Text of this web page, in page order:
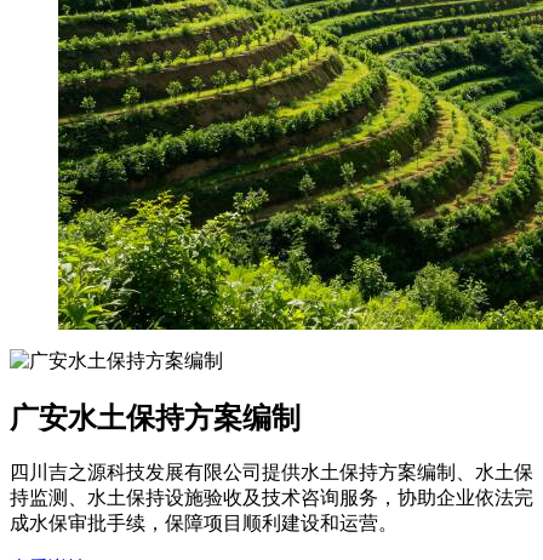
广安水土保持方案编制
四川吉之源科技发展有限公司提供水土保持方案编制、水土保
持监测、水土保持设施验收及技术咨询服务，协助企业依法完
成水保审批手续，保障项目顺利建设和运营。